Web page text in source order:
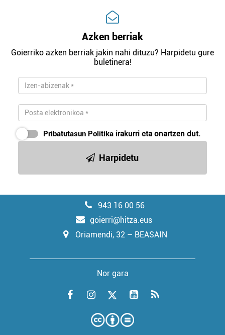
Azken berriak
Goierriko azken berriak jakin nahi dituzu? Harpidetu gure
buletinera!
Pribatutasun Politika irakurri eta onartzen dut.
Harpidetu
943 16 00 56
goierri@hitza.eus
Oriamendi, 32 – BEASAIN
Nor gara